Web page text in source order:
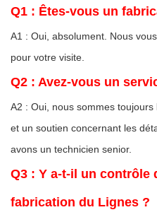
Q1 : Êtes-vous un
A1 : Oui, absolument. Nous
pour votre visite.
Q2 : Avez-vous un
A2 : Oui, nous sommes
et un soutien concernant les
avons un technicien senior.
Q3 : Y a-t-il un contrôle
fabrication du Lignes ?